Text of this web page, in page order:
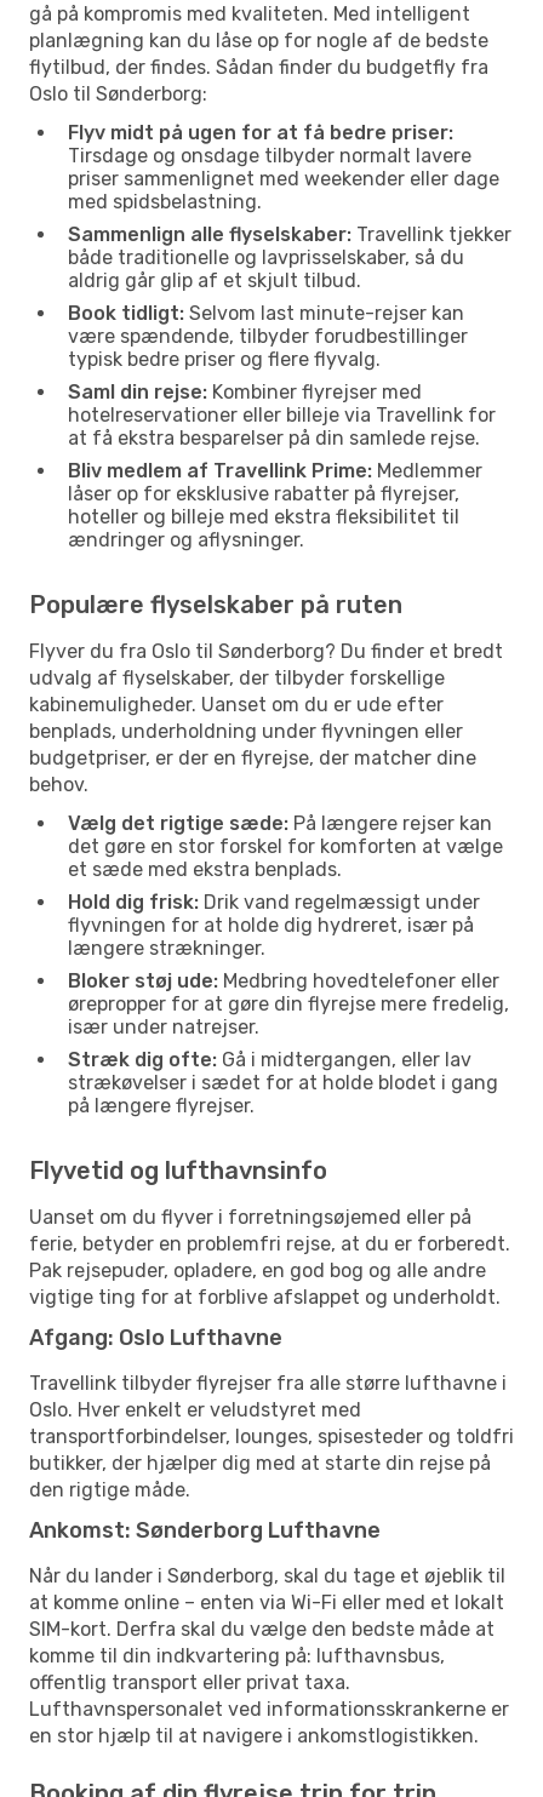
gå på kompromis med kvaliteten. Med intelligent
planlægning kan du låse op for nogle af de bedste
flytilbud, der findes. Sådan finder du budgetfly fra
Oslo til Sønderborg:
Flyv midt på ugen for at få bedre priser:
Tirsdage og onsdage tilbyder normalt lavere
priser sammenlignet med weekender eller dage
med spidsbelastning.
Sammenlign alle flyselskaber: Travellink tjekker
både traditionelle og lavprisselskaber, så du
aldrig går glip af et skjult tilbud.
Book tidligt: Selvom last minute-rejser kan
være spændende, tilbyder forudbestillinger
typisk bedre priser og flere flyvalg.
Saml din rejse: Kombiner flyrejser med
hotelreservationer eller billeje via Travellink for
at få ekstra besparelser på din samlede rejse.
Bliv medlem af Travellink Prime: Medlemmer
låser op for eksklusive rabatter på flyrejser,
hoteller og billeje med ekstra fleksibilitet til
ændringer og aflysninger.
Populære flyselskaber på ruten
Flyver du fra Oslo til Sønderborg? Du finder et bredt
udvalg af flyselskaber, der tilbyder forskellige
kabinemuligheder. Uanset om du er ude efter
benplads, underholdning under flyvningen eller
budgetpriser, er der en flyrejse, der matcher dine
behov.
Vælg det rigtige sæde: På længere rejser kan
det gøre en stor forskel for komforten at vælge
et sæde med ekstra benplads.
Hold dig frisk: Drik vand regelmæssigt under
flyvningen for at holde dig hydreret, især på
længere strækninger.
Bloker støj ude: Medbring hovedtelefoner eller
ørepropper for at gøre din flyrejse mere fredelig,
især under natrejser.
Stræk dig ofte: Gå i midtergangen, eller lav
strækøvelser i sædet for at holde blodet i gang
på længere flyrejser.
Flyvetid og lufthavnsinfo
Uanset om du flyver i forretningsøjemed eller på
ferie, betyder en problemfri rejse, at du er forberedt.
Pak rejsepuder, opladere, en god bog og alle andre
vigtige ting for at forblive afslappet og underholdt.
Afgang: Oslo Lufthavne
Travellink tilbyder flyrejser fra alle større lufthavne i
Oslo. Hver enkelt er veludstyret med
transportforbindelser, lounges, spisesteder og toldfri
butikker, der hjælper dig med at starte din rejse på
den rigtige måde.
Ankomst: Sønderborg Lufthavne
Når du lander i Sønderborg, skal du tage et øjeblik til
at komme online – enten via Wi-Fi eller med et lokalt
SIM-kort. Derfra skal du vælge den bedste måde at
komme til din indkvartering på: lufthavnsbus,
offentlig transport eller privat taxa.
Lufthavnspersonalet ved informationsskrankerne er
en stor hjælp til at navigere i ankomstlogistikken.